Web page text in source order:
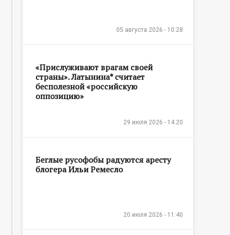
05 августа 2026 - 10:28
«Прислуживают врагам своей
страны». Латынина* считает
бесполезной «российскую
оппозицию»
29 июля 2026 - 14:20
Беглые русофобы радуются аресту
блогера Ильи Ремесло
20 июля 2026 - 11:40